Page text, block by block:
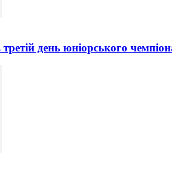
день юніорського